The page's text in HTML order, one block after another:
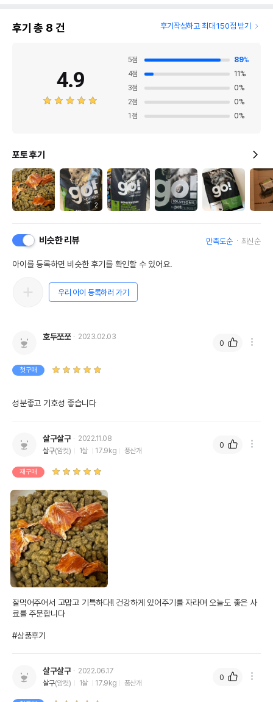
후기 총 8 건 후기작성하고 최대 150점 받기
4.9
5점 89%
4점 11 %
3점 0%
2점 0%
1 점 0%
포토 후기
2
비슷한 리뷰 만족도순 최신순
아이를 등록하면 비슷한 후기를 확인할 수 있어요.
우리 아이 등록하러 가기
호두쪼쪼 2023.02.03
첫구매
성분좋고 기호성 좋습니다
0
살구살구
2022.11.08
살구(암컷) 1살 17.9kg 풍산개
재구매
잘먹어주어서 고맙고 기특하다!! 건강하게 있어주기를 자라며 오늘도 좋은 사
료를 주문합니다
#상품후기
0
살구살구
2022.06.17
살구(암컷) 1살 17.9kg 풍산개
0